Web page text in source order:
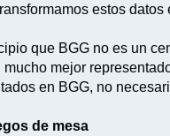
estos
que BGG no es un
mejor
en BGG, no
de mesa